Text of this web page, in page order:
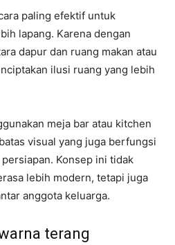
paling efektif untuk
lapang. Karena dengan
dapur dan ruang makan atau
ilusi ruang yang lebih
meja bar atau kitchen
visual yang juga berfungsi
Konsep ini tidak
lebih modern, tetapi juga
anggota keluarga.
terang